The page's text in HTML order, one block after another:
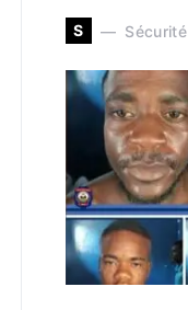
S Sécurité